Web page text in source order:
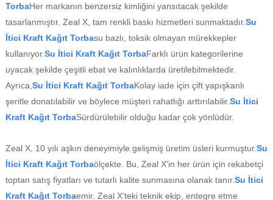
TorbaHer markanın benzersiz kimliğini yansıtacak şekilde
tasarlanmıştır. Zeal X, tam renkli baskı hizmetleri sunmaktadır.Su
İtici Kraft Kağıt Torbasu bazlı, toksik olmayan mürekkepler
kullanıyor.Su İtici Kraft Kağıt TorbaFarklı ürün kategorilerine
uyacak şekilde çeşitli ebat ve kalınlıklarda üretilebilmektedir.
Ayrıca, Su İtici Kraft Kağıt TorbaKolay iade için çift yapışkanlı
şeritle donatılabilir ve böylece müşteri rahatlığı arttırılabilir.Su İtici
Kraft Kağıt TorbaSürdürülebilir olduğu kadar çok yönlüdür.
Zeal X, 10 yılı aşkın deneyimiyle gelişmiş üretim üsleri kurmuştur.Su
İtici Kraft Kağıt Torbaölçekte. Bu, Zeal X'in her ürün için rekabetçi
toptan satış fiyatları ve tutarlı kalite sunmasına olanak tanır.Su İtici
Kraft Kağıt Torbaemir. Zeal X'teki teknik ekip, entegre etme